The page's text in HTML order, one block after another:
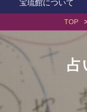
宝琉館について
TOP
占